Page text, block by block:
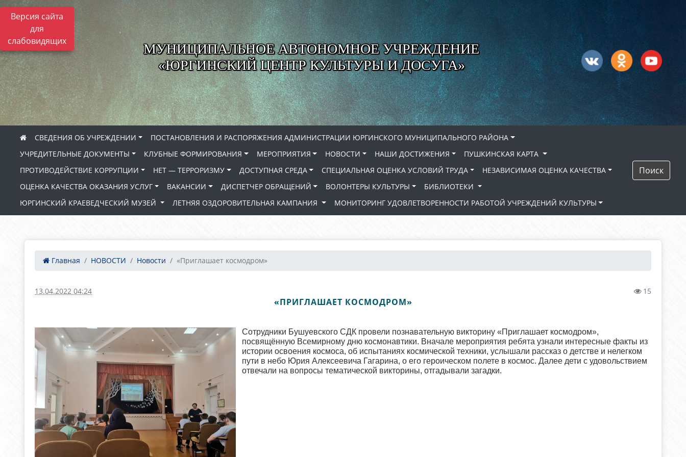
Версия сайта
для
слабовидящих
МУНИЦИПАЛЬНОЕ АВТОНОМНОЕ УЧРЕЖДЕНИЕ
«ЮРГИНСКИЙ ЦЕНТР КУЛЬТУРЫ И ДОСУГА»
СВЕДЕНИЯ ОБ УЧРЕЖДЕНИИ
ПОСТАНОВЛЕНИЯ И РАСПОРЯЖЕНИЯ АДМИНИСТРАЦИИ ЮРГИНСКОГО МУНИЦИПАЛЬНОГО РАЙОНА
УЧРЕДИТЕЛЬНЫЕ ДОКУМЕНТЫ
КЛУБНЫЕ ФОРМИРОВАНИЯ МЕРОПРИЯТИЯ НОВОСТИ НАШИ ДОСТИЖЕНИЯ
ПУШКИНСКАЯ КАРТА
ПРОТИВОДЕЙСТВИЕ КОРРУПЦИИ
НЕТ — ТЕРРОРИЗМУ ДОСТУПНАЯ СРЕДА СПЕЦИАЛЬНАЯ ОЦЕНКА УСЛОВИЙ ТРУДА
НЕЗАВИСИМАЯ ОЦЕНКА КАЧЕСТВА
ОЦЕНКА КАЧЕСТВА ОКАЗАНИЯ УСЛУГ
ВАКАНСИИ ДИСПЕТЧЕР ОБРАЩЕНИЙ ВОЛОНТЕРЫ КУЛЬТУРЫ
БИБЛИОТЕКИ
ЮРГИНСКИЙ КРАЕВЕДЧЕСКИЙ МУЗЕЙ
ЛЕТНЯЯ ОЗДОРОВИТЕЛЬНАЯ КАМПАНИЯ МОНИТОРИНГ УДОВЛЕТВОРЕННОСТИ РАБОТОЙ УЧРЕЖДЕНИЙ КУЛЬТУРЫ
Поиск
Главная НОВОСТИ Новости «Приглашает космодром»
13.04.2022 04:24 15
«ПРИГЛАШАЕТ КОСМОДРОМ»
Сотрудники Бушуевского СДК провели познавательную викторину «Приглашает космодром»,
посвящённую Всемирному дню космонавтики. Вначале мероприятия ребята узнали интересные факты из
истории освоения космоса, об испытаниях космической техники, услышали рассказ о детстве и нелегком
пути в небо Юрия Алексеевича Гагарина, о его героическом полете в космос. Далее дети с удовольствием
отвечали на вопросы тематической викторины, отгадывали загадки.